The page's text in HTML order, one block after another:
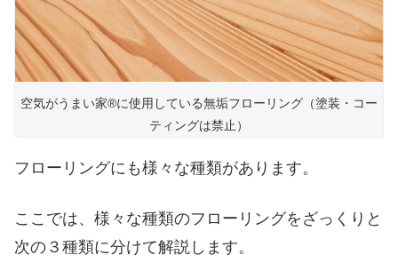
空気がうまい家®︎に使用している無垢フローリング（塗装・コー
ティングは禁止）
フローリングにも様々な種類があります。
ここでは、様々な種類のフローリングをざっくりと
次の３種類に分けて解説します。